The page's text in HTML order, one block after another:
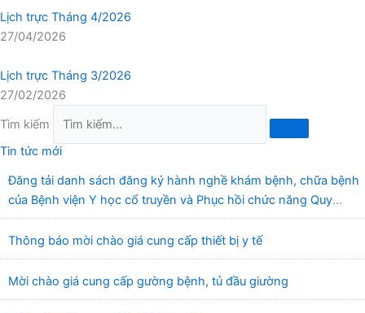
Lịch trực Tháng 4/2026
27/04/2026
Lịch trực Tháng 3/2026
27/02/2026
Tìm kiếm
Tin tức mới
Đăng tải danh sách đăng ký hành nghề khám bệnh, chữa bệnh
của Bệnh viện Y học cổ truyền và Phục hồi chức năng Quy
Nhơn (22/6/2026)
Thông báo mời chào giá cung cấp thiết bị y tế
Mời chào giá cung cấp gường bệnh, tủ đầu giường